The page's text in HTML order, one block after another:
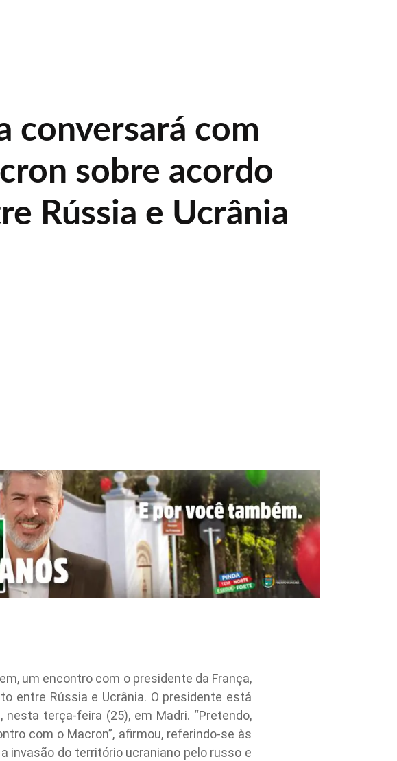
conversará com
sobre acordo
Rússia e Ucrânia
um encontro com o presidente da França,
entre Rússia e Ucrânia. O presidente está
terça-feira (25), em Madri. “Pretendo,
com o Macron”, afirmou, referindo-se às
invasão do território ucraniano pelo russo e